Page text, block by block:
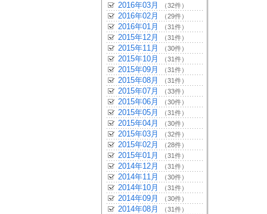
2016年03月 （32件）
2016年02月 （29件）
2016年01月 （31件）
2015年12月 （31件）
2015年11月 （30件）
2015年10月 （31件）
2015年09月 （31件）
2015年08月 （31件）
2015年07月 （33件）
2015年06月 （30件）
2015年05月 （31件）
2015年04月 （30件）
2015年03月 （32件）
2015年02月 （28件）
2015年01月 （31件）
2014年12月 （31件）
2014年11月 （30件）
2014年10月 （31件）
2014年09月 （30件）
2014年08月 （31件）